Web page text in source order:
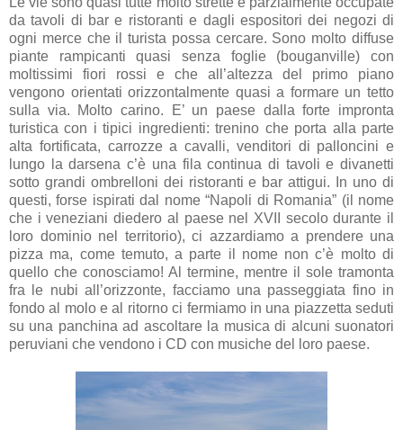
da tavoli di bar e ristoranti e dagli espositori dei negozi di
ogni merce che il turista possa cercare. Sono molto diffuse
piante rampicanti quasi senza foglie (bouganville) con
moltissimi fiori rossi e che all’altezza del primo piano
vengono orientati orizzontalmente quasi a formare un tetto
sulla via. Molto carino. E’ un paese dalla forte impronta
turistica con i tipici ingredienti: trenino che porta alla parte
alta fortificata, carrozze a cavalli, venditori di palloncini e
lungo la darsena c’è una fila continua di tavoli e divanetti
sotto grandi ombrelloni dei ristoranti e bar attigui. In uno di
questi, forse ispirati dal nome “Napoli di Romania” (il nome
che i veneziani diedero al paese nel XVII secolo durante il
loro dominio nel territorio), ci azzardiamo a prendere una
pizza ma, come temuto, a parte il nome non c’è molto di
quello che conosciamo! Al termine, mentre il sole tramonta
fra le nubi all’orizzonte, facciamo una passeggiata fino in
fondo al molo e al ritorno ci fermiamo in una piazzetta seduti
su una panchina ad ascoltare la musica di alcuni suonatori
peruviani che vendono i CD con musiche del loro paese.